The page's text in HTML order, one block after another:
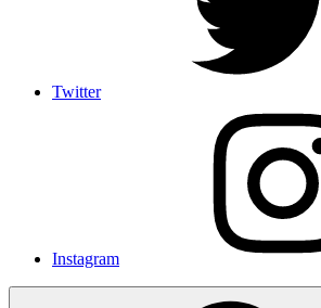
Twitter
Instagram